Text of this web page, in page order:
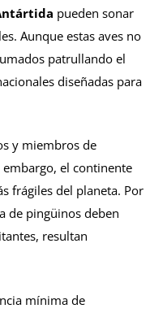
pueden sonar
Aunque estas aves no
patrullando el
diseñadas para
y miembros de
el continente
frágiles del planeta. Por
de pingüinos deben
resultan
mínima de